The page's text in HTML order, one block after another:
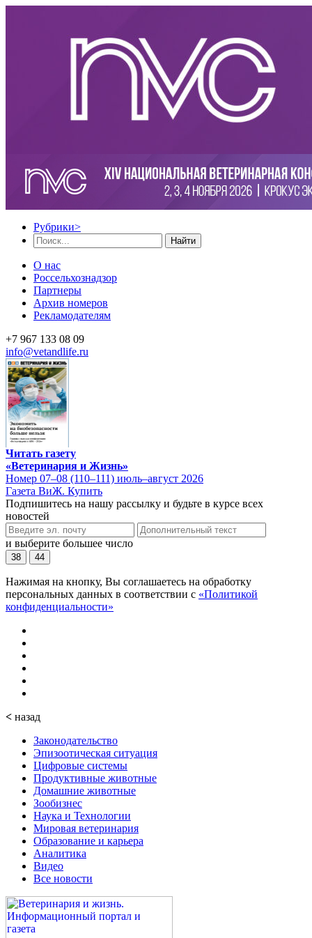
Рубрики>
Найти
О нас
Россельхознадзор
Партнеры
Архив номеров
Рекламодателям
+7 967 133 08 09
info@vetandlife.ru
Читать газету
«Ветеринария и Жизнь»
Номер 07–08 (110–111) июль–август 2026
Газета ВиЖ. Купить
Подпишитесь на нашу рассылку и будьте в курсе всех
новостей
и выберите большее число
38 44
Нажимая на кнопку, Вы соглашаетесь на обработку
персональных данных в соответствии с «Политикой
конфиденциальности»
< назад
Законодательство
Эпизоотическая ситуация
Цифровые системы
Продуктивные животные
Домашние животные
Зообизнес
Наука и Технологии
Мировая ветеринария
Образование и карьера
Аналитика
Видео
Все новости